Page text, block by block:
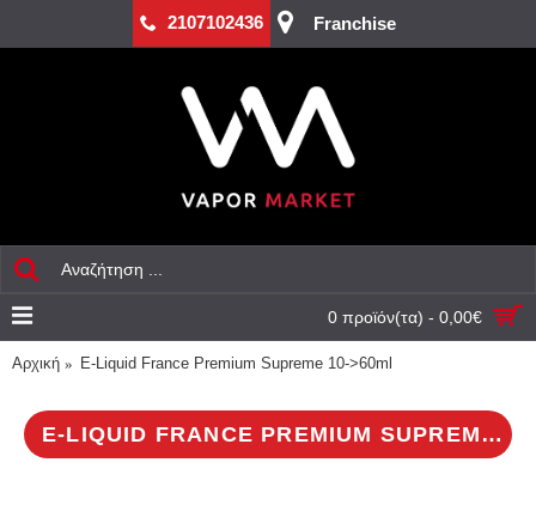
2107102436 Franchise
0 προϊόν(τα) - 0,00€
Αρχική E-Liquid France Premium Supreme 10->60ml
E-LIQUID FRANCE PREMIUM SUPREME 10->60ML